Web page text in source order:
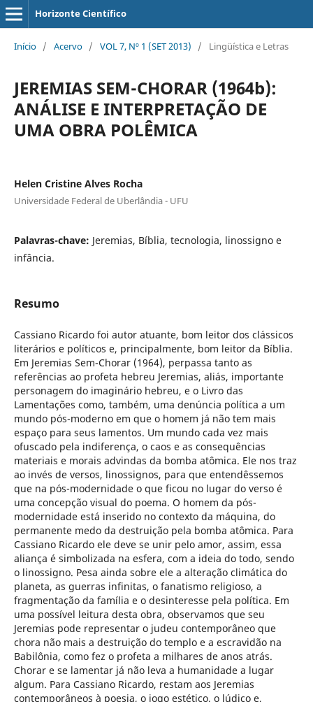
Horizonte Científico
Início / Acervo / VOL 7, Nº 1 (SET 2013) / Lingüística e Letras
JEREMIAS SEM-CHORAR (1964b):
ANÁLISE E INTERPRETAÇÃO DE
UMA OBRA POLÊMICA
Helen Cristine Alves Rocha
Universidade Federal de Uberlândia - UFU
Palavras-chave: Jeremias, Bíblia, tecnologia, linossigno e
infância.
Resumo
Cassiano Ricardo foi autor atuante, bom leitor dos clássicos
literários e políticos e, principalmente, bom leitor da Bíblia.
Em Jeremias Sem-Chorar (1964), perpassa tanto as
referências ao profeta hebreu Jeremias, aliás, importante
personagem do imaginário hebreu, e o Livro das
Lamentações como, também, uma denúncia política a um
mundo pós-moderno em que o homem já não tem mais
espaço para seus lamentos. Um mundo cada vez mais
ofuscado pela indiferença, o caos e as consequências
materiais e morais advindas da bomba atômica. Ele nos traz
ao invés de versos, linossignos, para que entendêssemos
que na pós-modernidade o que ficou no lugar do verso é
uma concepção visual do poema. O homem da pós-
modernidade está inserido no contexto da máquina, do
permanente medo da destruição pela bomba atômica. Para
Cassiano Ricardo ele deve se unir pelo amor, assim, essa
aliança é simbolizada na esfera, com a ideia do todo, sendo
o linossigno. Pesa ainda sobre ele a alteração climática do
planeta, as guerras infinitas, o fanatismo religioso, a
fragmentação da família e o desinteresse pela política. Em
uma possível leitura desta obra, observamos que seu
Jeremias pode representar o judeu contemporâneo que
chora não mais a destruição do templo e a escravidão na
Babilônia, como fez o profeta a milhares de anos atrás.
Chorar e se lamentar já não leva a humanidade a lugar
algum. Para Cassiano Ricardo, restam aos Jeremias
contemporâneos à poesia, o jogo estético, o lúdico e,